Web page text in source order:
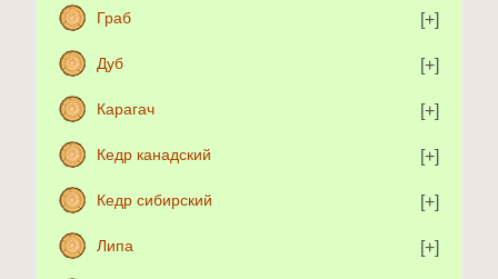
Граб
Дуб
Карагач
Кедр канадский
Кедр сибирский
Липа